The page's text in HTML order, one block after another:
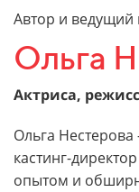
Автор и ведущий
Ольга
Актриса,
Ольга
кастинг-
опытом и